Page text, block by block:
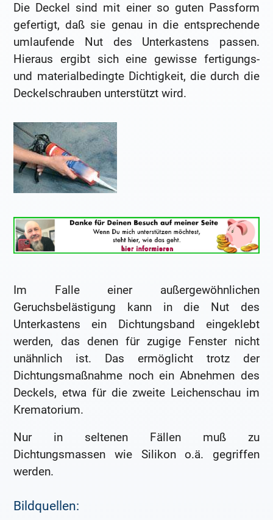
Die Deckel sind mit einer so guten Passform
gefertigt, daß sie genau in die entsprechende
umlaufende Nut des Unterkastens passen.
Hieraus ergibt sich eine gewisse fertigungs-
und materialbedingte Dichtigkeit, die durch die
Deckelschrauben unterstützt wird.
Im Falle einer außergewöhnlichen
Geruchsbelästigung kann in die Nut des
Unterkastens ein Dichtungsband eingeklebt
werden, das denen für zugige Fenster nicht
unähnlich ist. Das ermöglicht trotz der
Dichtungsmaßnahme noch ein Abnehmen des
Deckels, etwa für die zweite Leichenschau im
Krematorium.
Nur in seltenen Fällen muß zu
Dichtungsmassen wie Silikon o.ä. gegriffen
werden.
Bildquellen: